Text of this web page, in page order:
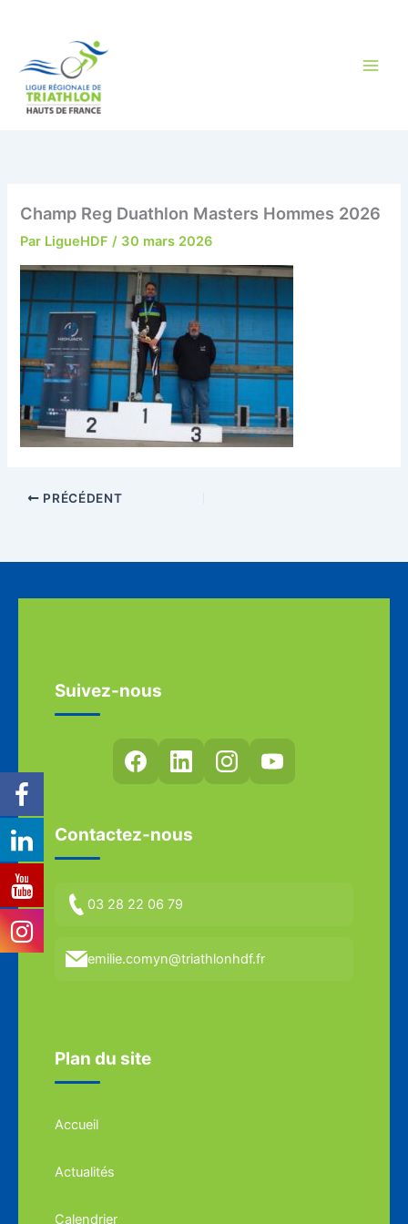
Champ Reg Duathlon Masters Hommes 2026
Par LigueHDF/ 30 mars 2026
PRÉCÉDENT
Suivez-nous
Contactez-nous
03 28 22 06 79
emilie.comyn@triathlonhdf.fr
Plan du site
Accueil
Actualités
Calendrier